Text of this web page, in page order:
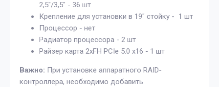
2,5"/3,5" - 36 шт
Крепление для установки в 19" стойку - 1 шт
Процессор - нет
Радиатор процессора - 2 шт
Райзер карта 2xFH PCIe 5.0 x16 - 1 шт
Важно: При установке аппаратного RAID-
контроллера, необходимо добавить